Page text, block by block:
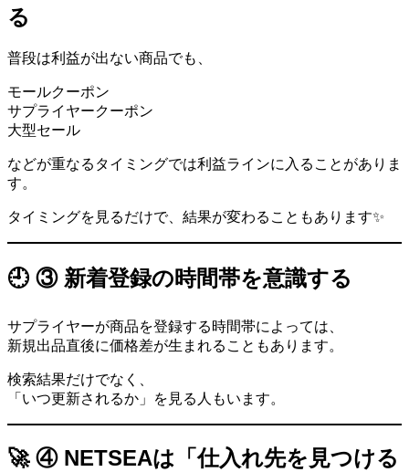
る
普段は利益が出ない商品でも、
モールクーポン
サプライヤークーポン
大型セール
などが重なるタイミングでは利益ラインに入ることがありま
す。
タイミングを見るだけで、結果が変わることもあります✨
🕘 ③ 新着登録の時間帯を意識する
サプライヤーが商品を登録する時間帯によっては、
新規出品直後に価格差が生まれることもあります。
検索結果だけでなく、
「いつ更新されるか」を見る人もいます。
🚀 ④ NETSEAは「仕入れ先を見つける